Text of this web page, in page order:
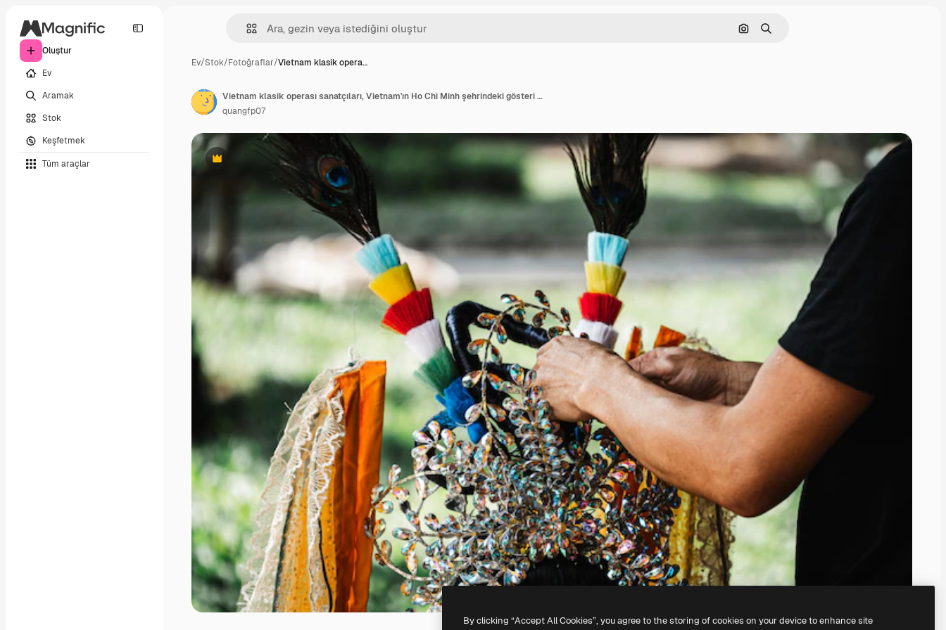
Oluştur
Ev
Aramak
Stok
Keşfetmek
Tüm araçlar
Görüntüyle ara
Aramak
Ev/Stok/Fotoğraflar/Vietnam klasik opera…
Premium
Vietnam klasik operası sanatçıları, Vietnam'ın Ho Chi Minh şehrindeki gösteri için makyaj yapıyor
quangfp07
By clicking “Accept All Cookies”, you agree to the storing of cookies on your device to enhance site